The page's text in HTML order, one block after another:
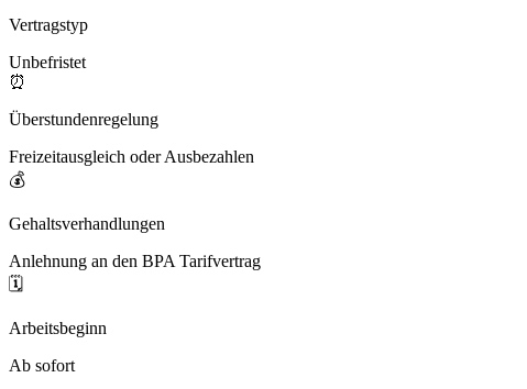
Vertragstyp
Unbefristet
⏰
Überstundenregelung
Freizeitausgleich oder Ausbezahlen
💰
Gehaltsverhandlungen
Anlehnung an den BPA Tarifvertrag
🗓️
Arbeitsbeginn
Ab sofort